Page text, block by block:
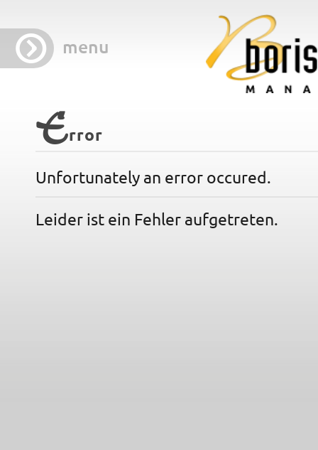
menu
Error
Unfortunately an error occured.
Leider ist ein Fehler aufgetreten.